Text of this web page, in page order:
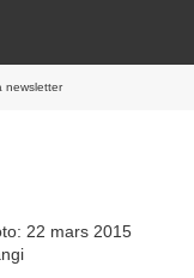
newsletter
22 mars 2015